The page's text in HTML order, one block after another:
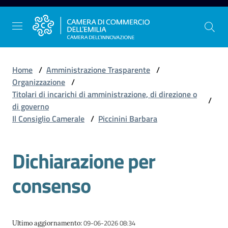
Vai al contenuto
Vai alla navigazione
Vai al footer
La
Camera
dell'Emilia
Gestire
l'impresa
Promuovere
Home / Amministrazione Trasparente /
Organizzazione /
Titolari di incarichi di amministrazione, di direzione o
di governo
/
Il Consiglio Camerale / Piccinini Barbara
Dichiarazione per
consenso
Ultimo aggiornamento:09-06-2026 08:34